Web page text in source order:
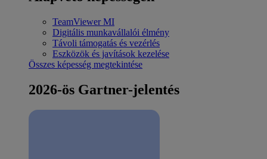
TeamViewer MI
Digitális munkavállalói élmény
Távoli támogatás és vezérlés
Eszközök és javítások kezelése
Összes képesség megtekintése
2026-ös Gartner-jelentés